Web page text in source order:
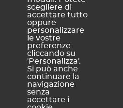
S.r.l. u.s. | Posta certificata :
- P.IVA 07363920013 - R.E.A. della
scegliere di
accettare tutto
oppure
personalizzare
le vostre
preferenze
cliccando su
'Personalizza'.
Si può anche
continuare la
navigazione
senza
accettare i